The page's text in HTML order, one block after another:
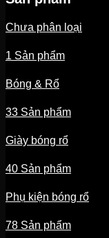
Chưa phân loại
1 Sản phẩm
Bóng & Rổ
33 Sản phẩm
Giày bóng rổ
40 Sản phẩm
Phụ kiện bóng rổ
78 Sản phẩm